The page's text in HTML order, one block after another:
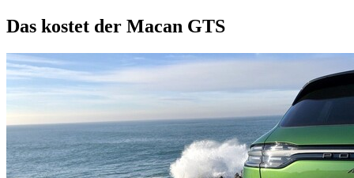
Das kostet der Macan GTS